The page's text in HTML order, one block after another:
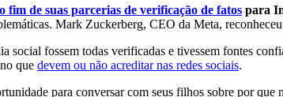
fim de suas parcerias de verificação de fatos para
Mark Zuckerberg, CEO da Meta,
social fossem todas verificadas e tivessem fontes
que devem ou não acreditar nas redes sociais.
para conversar com seus filhos sobre por